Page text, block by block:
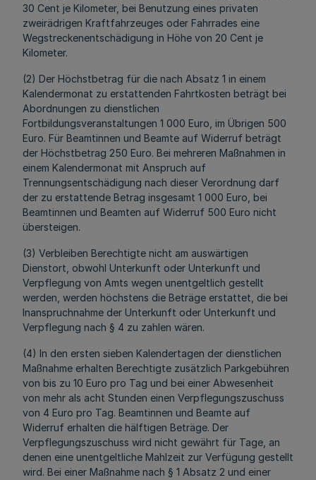
30 Cent je Kilometer, bei Benutzung eines privaten
zweirädrigen Kraftfahrzeuges oder Fahrrades eine
Wegstreckenentschädigung in Höhe von 20 Cent je
Kilometer.
(2) Der Höchstbetrag für die nach Absatz 1 in einem
Kalendermonat zu erstattenden Fahrtkosten beträgt bei
Abordnungen zu dienstlichen
Fortbildungsveranstaltungen 1 000 Euro, im Übrigen 500
Euro. Für Beamtinnen und Beamte auf Widerruf beträgt
der Höchstbetrag 250 Euro. Bei mehreren Maßnahmen in
einem Kalendermonat mit Anspruch auf
Trennungsentschädigung nach dieser Verordnung darf
der zu erstattende Betrag insgesamt 1 000 Euro, bei
Beamtinnen und Beamten auf Widerruf 500 Euro nicht
übersteigen.
(3) Verbleiben Berechtigte nicht am auswärtigen
Dienstort, obwohl Unterkunft oder Unterkunft und
Verpflegung von Amts wegen unentgeltlich gestellt
werden, werden höchstens die Beträge erstattet, die bei
Inanspruchnahme der Unterkunft oder Unterkunft und
Verpflegung nach § 4 zu zahlen wären.
(4) In den ersten sieben Kalendertagen der dienstlichen
Maßnahme erhalten Berechtigte zusätzlich Parkgebühren
von bis zu 10 Euro pro Tag und bei einer Abwesenheit
von mehr als acht Stunden einen Verpflegungszuschuss
von 4 Euro pro Tag. Beamtinnen und Beamte auf
Widerruf erhalten die hälftigen Beträge. Der
Verpflegungszuschuss wird nicht gewährt für Tage, an
denen eine unentgeltliche Mahlzeit zur Verfügung gestellt
wird. Bei einer Maßnahme nach § 1 Absatz 2 und einer